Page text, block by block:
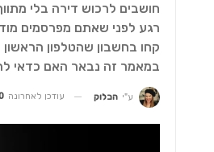
חושבים לרכוש דירה בלי
רגע לפני שאתם מפרסמים
קחו בחשבון שהטלפון הראשון
במאמר זה נבאר האם כדאי
ע"י הבלוק עודכן לאחרונה 20